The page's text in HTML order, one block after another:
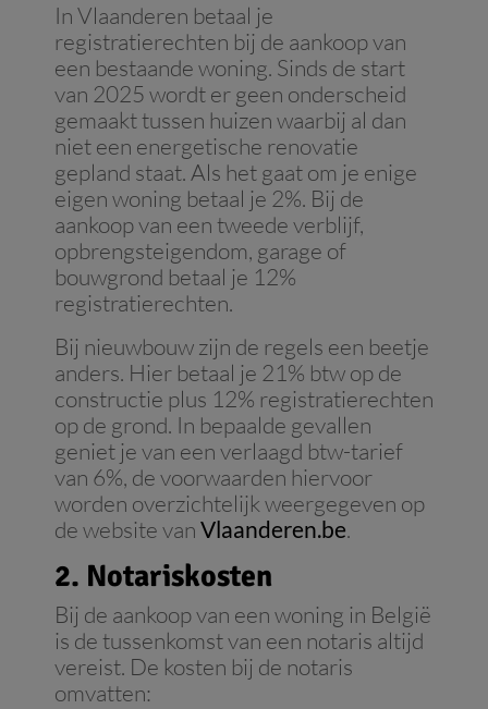
In Vlaanderen betaal je
registratierechten bij de aankoop van
een bestaande woning. Sinds de start
van 2025 wordt er geen onderscheid
gemaakt tussen huizen waarbij al dan
niet een energetische renovatie
gepland staat. Als het gaat om je enige
eigen woning betaal je 2%. Bij de
aankoop van een tweede verblijf,
opbrengsteigendom, garage of
bouwgrond betaal je 12%
registratierechten.
Bij nieuwbouw zijn de regels een beetje
anders. Hier betaal je 21% btw op de
constructie plus 12% registratierechten
op de grond. In bepaalde gevallen
geniet je van een verlaagd btw-tarief
van 6%, de voorwaarden hiervoor
worden overzichtelijk weergegeven op
de website van Vlaanderen.be.
2. Notariskosten
Bij de aankoop van een woning in België
is de tussenkomst van een notaris altijd
vereist. De kosten bij de notaris
omvatten: